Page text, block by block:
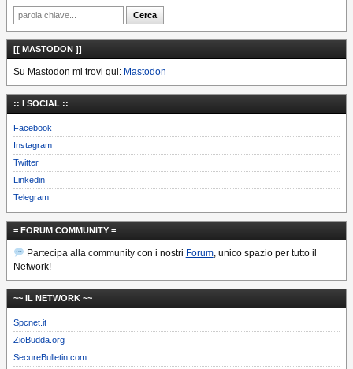
[[ MASTODON ]]
Su Mastodon mi trovi qui: Mastodon
:: I SOCIAL ::
Facebook
Instagram
Twitter
Linkedin
Telegram
= FORUM COMMUNITY =
Partecipa alla community con i nostri Forum, unico spazio per tutto il
Network!
~~ IL NETWORK ~~
Spcnet.it
ZioBudda.org
SecureBulletin.com